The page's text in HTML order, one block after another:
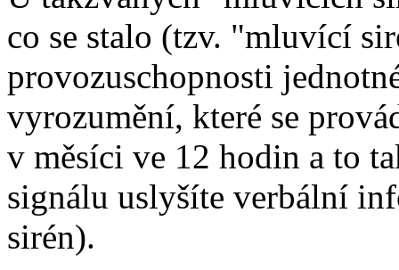
co se stalo (tzv. "mluvící
provozuschopnosti
vyrozumění, které se
v měsíci ve 12 hodin a to
signálu uslyšíte verbální
sirén).